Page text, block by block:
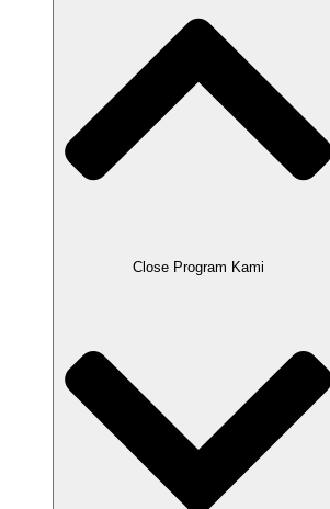
Close Program Kami